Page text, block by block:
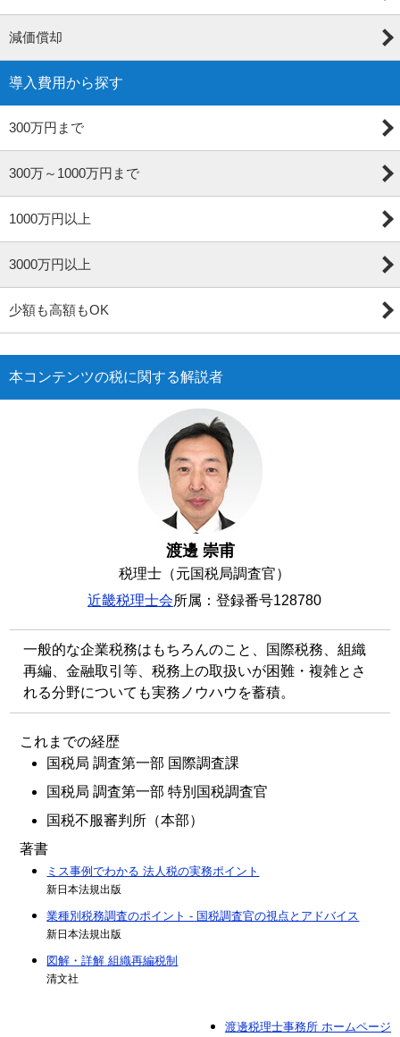
減価償却
導入費用から探す
300万円まで
300万～1000万円まで
1000万円以上
3000万円以上
少額も高額もOK
本コンテンツの税に関する解説者
渡邊 崇甫
税理士（元国税局調査官）
近畿税理士会所属：登録番号128780
一般的な企業税務はもちろんのこと、国際税務、組織
再編、金融取引等、税務上の取扱いが困難・複雑とさ
れる分野についても実務ノウハウを蓄積。
これまでの経歴
国税局 調査第一部 国際調査課
国税局 調査第一部 特別国税調査官
国税不服審判所（本部）
著書
ミス事例でわかる 法人税の実務ポイント
新日本法規出版
業種別税務調査のポイント - 国税調査官の視点とアドバイス
新日本法規出版
図解・詳解 組織再編税制
清文社
渡邊税理士事務所 ホームページ